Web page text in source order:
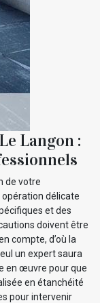
Langon :
de votre
délicate
et des
doivent être
compte, d’où la
un expert saura
en œuvre pour que
en étanchéité
pour intervenir